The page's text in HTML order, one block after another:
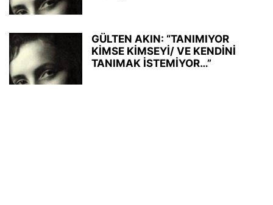
GÜLTEN AKIN: “TANIMIYOR
KİMSE KİMSEYİ/ VE KENDİNİ
TANIMAK İSTEMİYOR…”